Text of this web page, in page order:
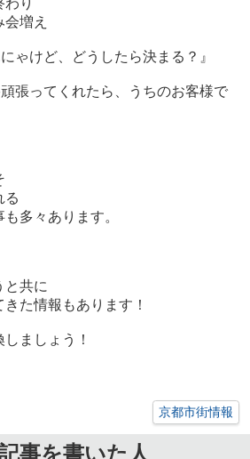
増え
ゃけど、どうしたら決まる？』
張ってくれたら、うちのお客様で
る
多々あります。
と共に
た情報もあります！
ましょう！
京都市街情報
事を書いた人